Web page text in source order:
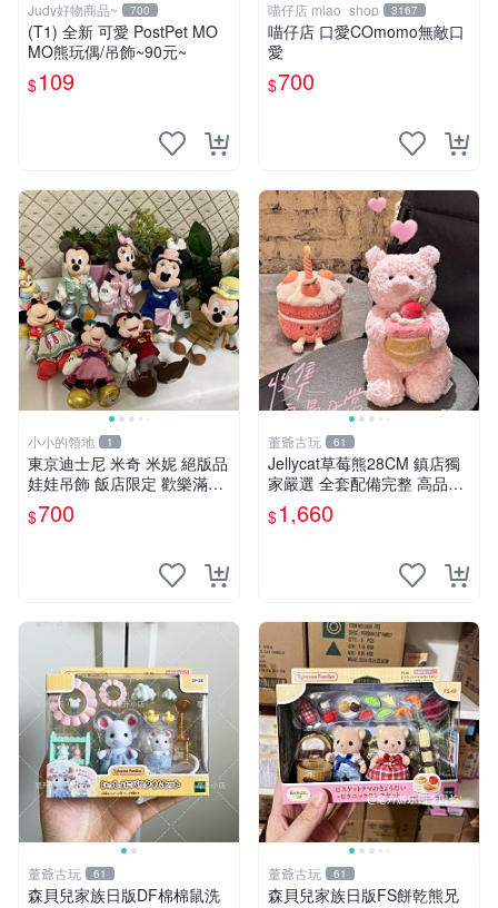
Judy好物商品~ 700
(T1) 全新 可愛 PostPet MO
MO熊玩偶/吊飾~90元~
$109
喵仔店 miao_shop 3167
喵仔店 口愛COmomo無敵口
愛
$700
小小的領地 1
東京迪士尼 米奇 米妮 絕版品
娃娃吊飾 飯店限定 歡樂滿人
間 復活節
$700
董爺古玩 61
Jellycat草莓熊28CM 鎮店獨
家嚴選 全套配備完整 高品質
收藏好物 紋章 玩具熊 定制熊
$1,660
董爺古玩 61
森貝兒家族日版DF棉棉鼠洗
董爺古玩 61
森貝兒家族日版FS餅乾熊兄